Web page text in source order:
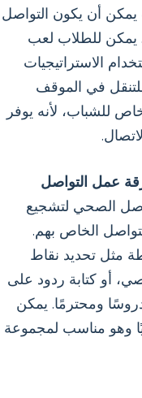
يمكن أن يكون التواصل
يمكن للطلاب لعب
الاستراتيجيات
في الموقف
للشباب، لأنه يوفر
عمل التواصل
الصحي لتشجيع
الخاص بهم.
مثل تحديد نقاط
أو كتابة ردود على
ومحترمًا. يمكن
وهو مناسب لمجموعة